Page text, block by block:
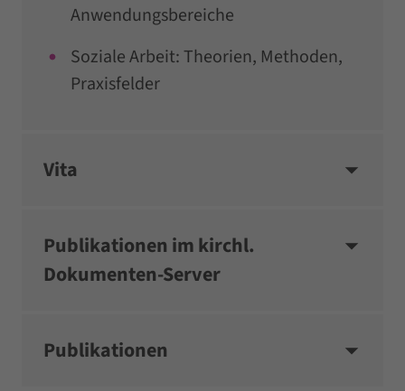
Anwendungsbereiche
Soziale Arbeit: Theorien, Methoden,
Praxisfelder
Vita
Publikationen im kirchl.
Dokumenten-Server
Publikationen